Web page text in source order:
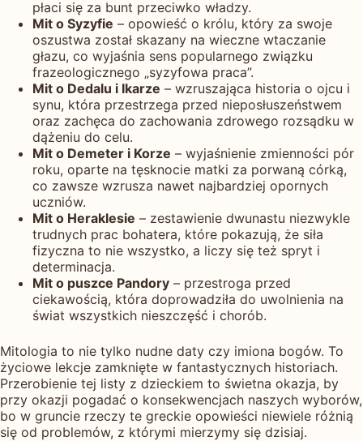
płaci się za bunt przeciwko władzy.
Mit o Syzyfie – opowieść o królu, który za swoje
oszustwa został skazany na wieczne wtaczanie
głazu, co wyjaśnia sens popularnego związku
frazeologicznego „syzyfowa praca”.
Mit o Dedalu i Ikarze – wzruszająca historia o ojcu i
synu, która przestrzega przed nieposłuszeństwem
oraz zachęca do zachowania zdrowego rozsądku w
dążeniu do celu.
Mit o Demeter i Korze – wyjaśnienie zmienności pór
roku, oparte na tęsknocie matki za porwaną córką,
co zawsze wzrusza nawet najbardziej opornych
uczniów.
Mit o Heraklesie – zestawienie dwunastu niezwykle
trudnych prac bohatera, które pokazują, że siła
fizyczna to nie wszystko, a liczy się też spryt i
determinacja.
Mit o puszce Pandory – przestroga przed
ciekawością, która doprowadziła do uwolnienia na
świat wszystkich nieszczęść i chorób.
Mitologia to nie tylko nudne daty czy imiona bogów. To
życiowe lekcje zamknięte w fantastycznych historiach.
Przerobienie tej listy z dzieckiem to świetna okazja, by
przy okazji pogadać o konsekwencjach naszych wyborów,
bo w gruncie rzeczy te greckie opowieści niewiele różnią
się od problemów, z którymi mierzymy się dzisiaj.